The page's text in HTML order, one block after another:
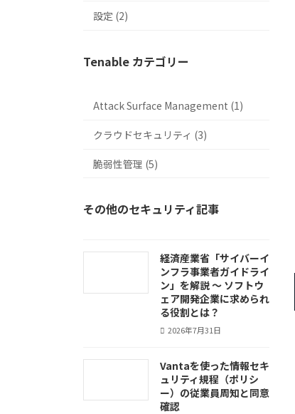
設定 (2)
Tenable カテゴリー
Attack Surface Management (1)
クラウドセキュリティ (3)
脆弱性管理 (5)
その他のセキュリティ記事
経済産業省「サイバーイ
ンフラ事業者ガイドライ
ン」を解説 ～ ソフトウ
ェア開発企業に求められ
る役割とは？
2026年7月31日
Vantaを使った情報セキ
ュリティ規程（ポリシ
ー）の従業員周知と同意
確認